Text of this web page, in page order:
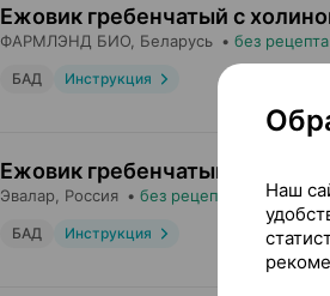
Ежовик гребенчатый с
ФАРМЛЭНД БИО , Беларусь • без рецепта
БАД Инструкция
Ежовик гребенчатый Эвалар,
Эвалар , Россия • без рецепта
БАД Инструкция
Наш